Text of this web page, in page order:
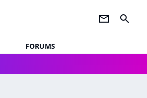
newsletter search
FORUMS